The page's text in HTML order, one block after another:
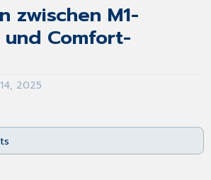
zwischen M1-
Comfort-
2025